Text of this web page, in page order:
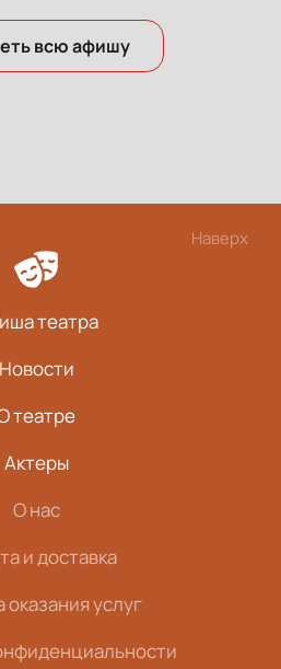
всю афишу
Наверх
театра
Новости
театре
Актеры
О нас
и доставка
оказания услуг